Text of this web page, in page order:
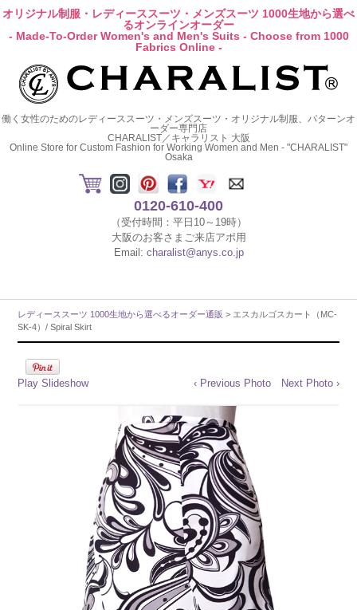
オリジナル制服・レディーススーツ・メンズスーツ 1000生地から選べ
るオンラインオーダー
- Made-To-Order Women's and Men's Suits - Choose from 1000
Fabrics Online -
働く女性のためのレディーススーツ・メンズスーツ・オリジナル制服、パターンオ
ーダー専門店
CHARALIST／キャラリスト 大阪
Online Store for Custom Fashion for Working Women and Men - "CHARALIST"
Osaka
0120-610-400
（受付時間：平日10～19時）
大阪のお客さまご来店アポ用
Email: charalist@anys.co.jp
レディーススーツ 1000生地から選べるオーダー通販 > エスカルゴスカート（MC-
SK-4）/ Spiral Skirt
Play Slideshow ‹ Previous Photo Next Photo ›